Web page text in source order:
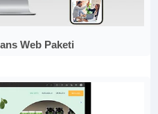
Web Paketi